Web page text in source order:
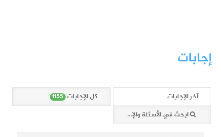
إجابات
آخر الإجابات كل الإجابات 1155
ابحث في الأسئلة والإجابات